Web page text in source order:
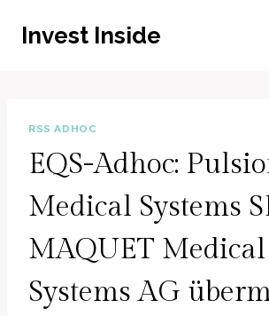
InhaltInvest Inside
RSS ADHOC
EQS-Adhoc:
Medical Systems
MAQUET Medical
Systems AG